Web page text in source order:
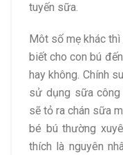
tuyến sữa.
Môt số mẹ khác
biết cho con bú
hay không. Chính
sử dụng sữa
sẽ tỏ ra chán sữa
bé bú thường
thích là nguyên